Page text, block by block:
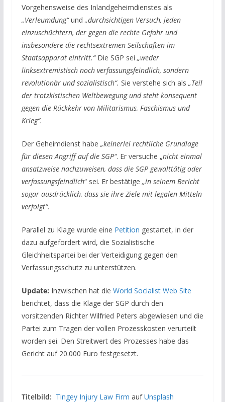
Vorgehensweise des Inlandgeheimdienstes als
„Verleumdung“und „durchsichtigen Versuch, jeden
einzuschüchtern, der gegen die rechte Gefahr und
insbesondere die rechtsextremen Seilschaften im
Staatsapparat eintritt.“ Die SGP sei „weder
linksextremistisch noch verfassungsfeindlich, sondern
revolutionär und sozialistisch“. Sie verstehe sich als „Teil
der trotzkistischen Weltbewegung und steht konsequent
gegen die Rückkehr von Militarismus, Faschismus und
Krieg“.
Der Geheimdienst habe „keinerlei rechtliche Grundlage
für diesen Angriff auf die SGP“. Er versuche „nicht einmal
ansatzweise nachzuweisen, dass die SGP gewalttätig oder
verfassungsfeindlich“ sei. Er bestätige „in seinem Bericht
sogar ausdrücklich, dass sie ihre Ziele mit legalen Mitteln
verfolgt“.
Parallel zu Klage wurde eine Petition gestartet, in der
dazu aufgefordert wird, die Sozialistische
Gleichheitspartei bei der Verteidigung gegen den
Verfassungsschutz zu unterstützen.
Update: Inzwischen hat die World Socialist Web Site
berichtet, dass die Klage der SGP durch den
vorsitzenden Richter Wilfried Peters abgewiesen und die
Partei zum Tragen der vollen Prozesskosten verurteilt
worden sei. Den Streitwert des Prozesses habe das
Gericht auf 20.000 Euro festgesetzt.
Titelbild: Tingey Injury Law Firm aufUnsplash